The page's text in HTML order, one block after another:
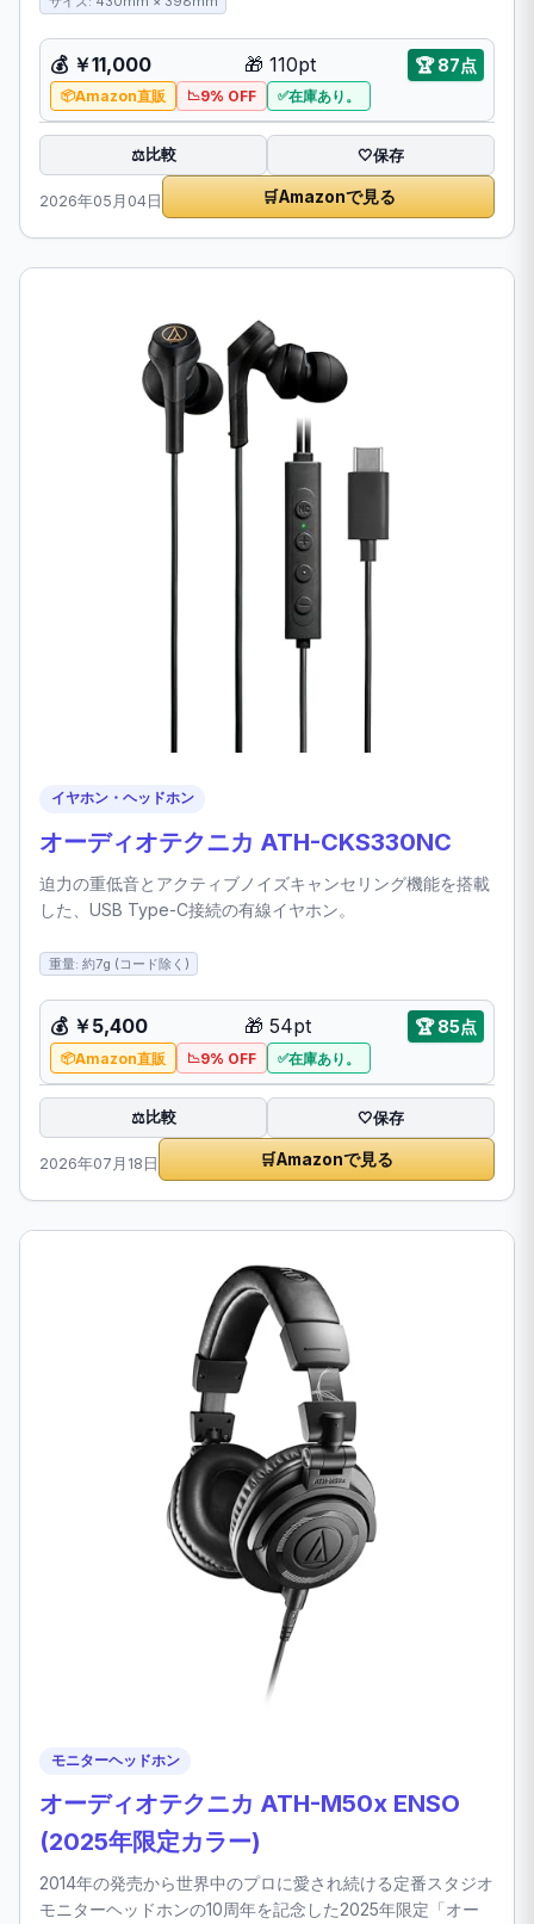
💰 ￥11,000 🎁 110pt 🏆 87点
Amazon直販 9% OFF 在庫あり。
⚖️比較 🤍保存
2026年05月04日 🛒Amazonで見る
イヤホン・ヘッドホン
オーディオテクニカ ATH-CKS330NC
迫力の重低音とアクティブノイズキャンセリング機能を搭載
した、USB Type-C接続の有線イヤホン。
重量: 約7g (コード除く)
💰 ￥5,400 🎁 54pt 🏆 85点
Amazon直販 9% OFF 在庫あり。
⚖️比較 🤍保存
2026年07月18日 🛒Amazonで見る
モニターヘッドホン
オーディオテクニカ ATH-M50x ENSO
(2025年限定カラー)
2014年の発売から世界中のプロに愛され続ける定番スタジオ
モニターヘッドホンの10周年を記念した2025年限定「オー